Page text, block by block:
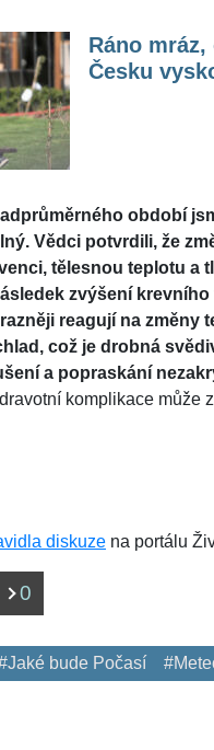
Ráno
Česku
období
Vědci potvrdili, že
tělesnou teplotu a
zvýšení
reagují na změny
což je drobná
a popraskání
komplikace může
diskuze na portálu
0
bude Počasí